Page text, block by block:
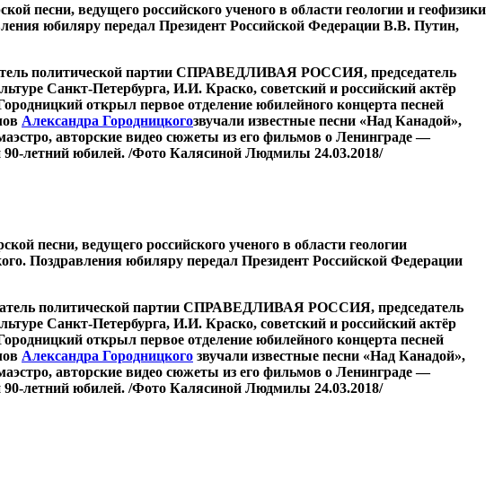
песни, ведущего российского ученого в области геологии и геофизики
юбиляру передал Президент Российской Федерации В.В. Путин,
политической партии СПРАВЕДЛИВАЯ РОССИЯ, председатель
Санкт-Петербурга, И.И. Краско, советский и российский актёр
открыл первое отделение юбилейного концерта песней
Александра Городницкогозвучали известные песни «Над Канадой»,
авторские видео сюжеты из его фильмов о Ленинграде —
90-летний юбилей. /Фото Калясиной Людмилы 24.03.2018/
песни, ведущего российского ученого в области геологии
Поздравления юбиляру передал Президент Российской Федерации
политической партии СПРАВЕДЛИВАЯ РОССИЯ, председатель
Санкт-Петербурга, И.И. Краско, советский и российский актёр
открыл первое отделение юбилейного концерта песней
Александра Городницкого звучали известные песни «Над Канадой»,
авторские видео сюжеты из его фильмов о Ленинграде —
90-летний юбилей. /Фото Калясиной Людмилы 24.03.2018/